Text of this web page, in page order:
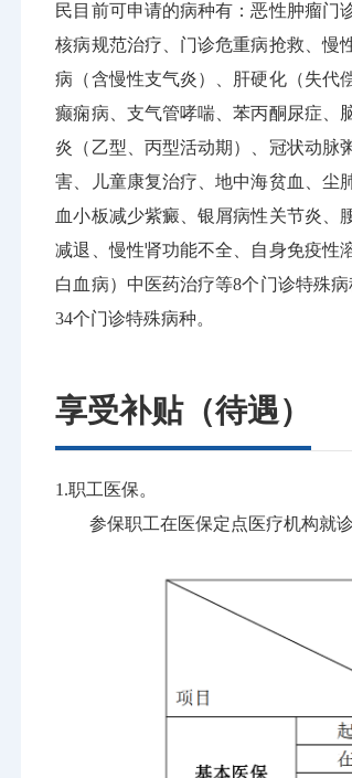
民目前可申请的病种有：恶性肿瘤门
核病规范治疗、门诊危重病抢救、慢
病（含慢性支气炎）、肝硬化（失代
癫痫病、支气管哮喘、苯丙酮尿症、
炎（乙型、丙型活动期）、冠状动脉
害、儿童康复治疗、地中海贫血、尘
血小板减少紫癜、银屑病性关节炎、
减退、慢性肾功能不全、自身免疫性
白血病）中医药治疗等8个门诊特殊
34个门诊特殊病种。
享受补贴（待遇）
1.职工医保。
参保职工在医保定点医疗机构就